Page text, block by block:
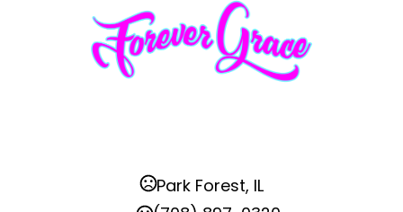
Park Forest, IL